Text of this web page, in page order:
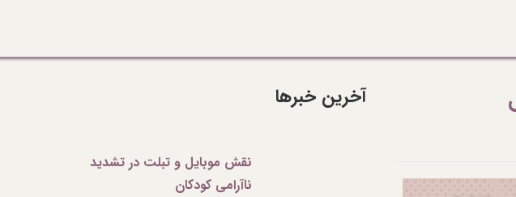
آخرین خبرها
نقش موبایل و تبلت در تشدید
ناآرامی کودکان